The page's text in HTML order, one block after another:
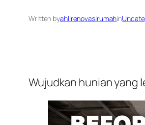
Written byahlirenovasirumahin
Wujudkan hunian yang